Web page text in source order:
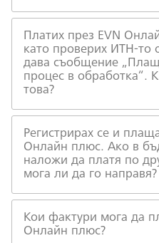
Платих през EVN
като проверих ИТН-то
дава съобщение
процес в обработка“.
това?
Регистрирах се и
Онлайн плюс. Ако в
наложи да платя по
мога ли да го направя?
Кои фактури мога да
Онлайн плюс?